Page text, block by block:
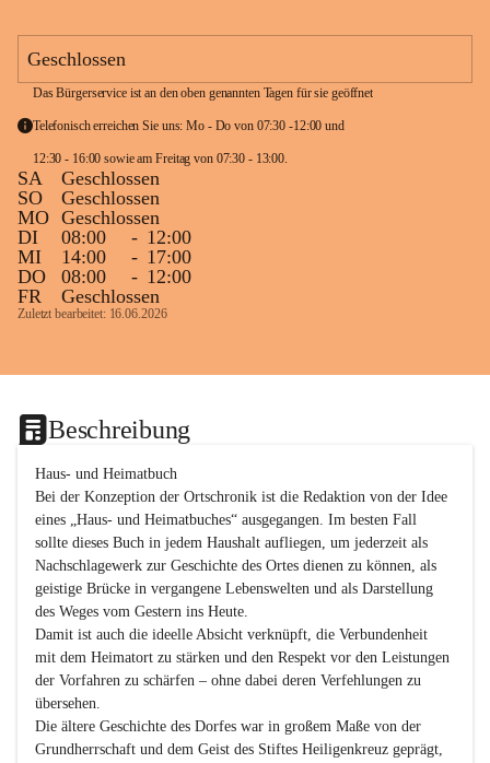
Geschlossen
Das Bürgerservice ist an den oben genannten Tagen für sie geöffnet
Telefonisch erreichen Sie uns: Mo - Do von 07:30 -12:00 und
SA
Geschlossen
SO
Geschlossen
MO Geschlossen
DI
08:00 - 12:00
MI
14:00 - 17:00
DO
08:00 - 12:00
FR
Geschlossen
Zuletzt bearbeitet: 16.06.2026
Beschreibung
Haus- und Heimatbuch
Bei der Konzeption der Ortschronik ist die Redaktion von der Idee
eines „Haus- und Heimatbuches“ ausgegangen. Im besten Fall
sollte dieses Buch in jedem Haushalt aufliegen, um jederzeit als
Nachschlagewerk zur Geschichte des Ortes dienen zu können, als
geistige Brücke in vergangene Lebenswelten und als Darstellung
des Weges vom Gestern ins Heute.
Damit ist auch die ideelle Absicht verknüpft, die Verbundenheit
mit dem Heimatort zu stärken und den Respekt vor den Leistungen
der Vorfahren zu schärfen – ohne dabei deren Verfehlungen zu
übersehen.
Die ältere Geschichte des Dorfes war in großem Maße von der
Grundherrschaft und dem Geist des Stiftes Heiligenkreuz geprägt,